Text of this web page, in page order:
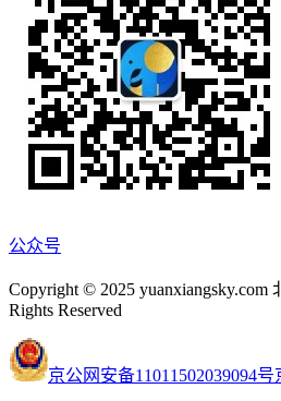
公众号
Copyright © 2025
Rights Reserved
京公网安备11011502039094号